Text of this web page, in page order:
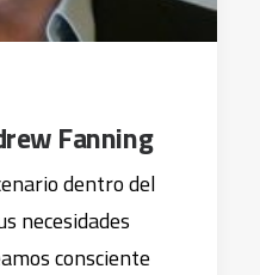
Fanning
dentro del
necesidades
consciente